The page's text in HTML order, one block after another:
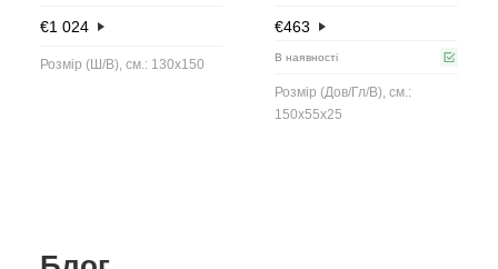
€1 024
Розмір (Ш/В), см.: 130x150
€463
В наявності
Розмір (Дов/Гл/В), см.:
150x55x25